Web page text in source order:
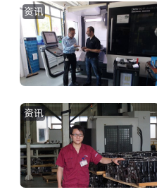
资讯
资讯